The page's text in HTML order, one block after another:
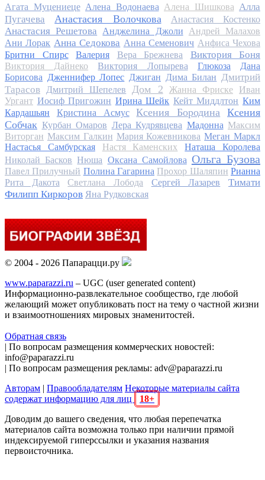
Агата Муцениеце Алена Водонаева Алена Шишкова Алла
Пугачева
Анастасия Волочкова Анастасия Костенко
Анастасия Решетова Анджелина Джоли
Андрей Малахов
Ани Лорак Анна Седокова Анна Семенович Анфиса Чехова
Бритни Спирс
Валерия Вера Брежнева Виктория Боня
Виктория Дайнеко Виктория Лопырева Глюкоза
Дана
Борисова Дженнифер Лопес Джиган Дима Билан Дмитрий
Тарасов
Дмитрий Шепелев Дом 2 Жанна Фриске
Иван
Ургант Иосиф Пригожин Ирина Шейк Кейт Миддлтон Ким
Кардашьян
Кристина Асмус Ксения Бородина
Ксения
Собчак Курбан Омаров Лера Кудрявцева Мадонна Максим
Виторган Максим Галкин Мария Кожевникова Меган Маркл
Настасья Самбурская
Настя Каменских
Наташа Королева
Николай Басков Нюша Оксана Самойлова Ольга Бузова
Павел Прилучный Полина Гагарина Прохор Шаляпин Рианна
Рита Дакота
Светлана Лобода Сергей Лазарев
Тимати
Филипп Киркоров Яна Рудковская
© 2004 - 2026 Папарацци.ру
www.paparazzi.ru – UGC (user generated content)
Информационно-развлекательное сообщество, где любой
желающий может опубликовать пост на тему о частной жизни
и взаимоотношениях мировых знаменитостей.
Обратная связь
| По вопросам размещения коммерческих новостей:
info@paparazzi.ru
| По вопросам размещения рекламы: adv@paparazzi.ru
Авторам | Правообладателям Некоторые материалы сайта
содержат информацию для лиц
18+
Доводим до вашего сведения, что любая перепечатка
материалов сайта возможна только при наличии прямой
индексируемой гиперссылки и указания названия
первоисточника.